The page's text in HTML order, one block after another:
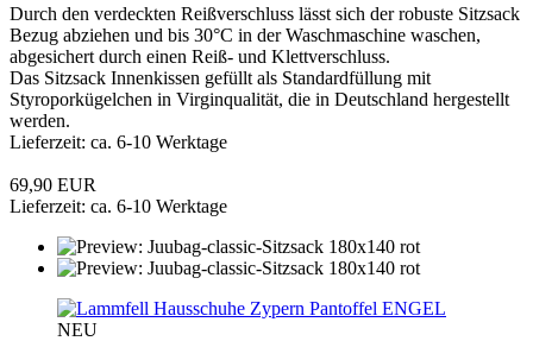
Durch den verdeckten Reißverschluss lässt sich der robuste Sitzsack
Bezug abziehen und bis 30°C in der Waschmaschine waschen,
abgesichert durch einen Reiß- und Klettverschluss.
Das Sitzsack Innenkissen gefüllt als Standardfüllung mit
Styroporkügelchen in Virginqualität, die in Deutschland hergestellt
werden.
Lieferzeit: ca. 6-10 Werktage
69,90 EUR
Lieferzeit: ca. 6-10 Werktage
ENGEL
NEU